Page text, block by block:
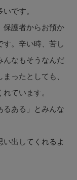
です。
保護者からお預か
す。辛い時、苦し
んなもそうなんだ
ったとしても、
ています。
るある」とみんな
出してくれるよ